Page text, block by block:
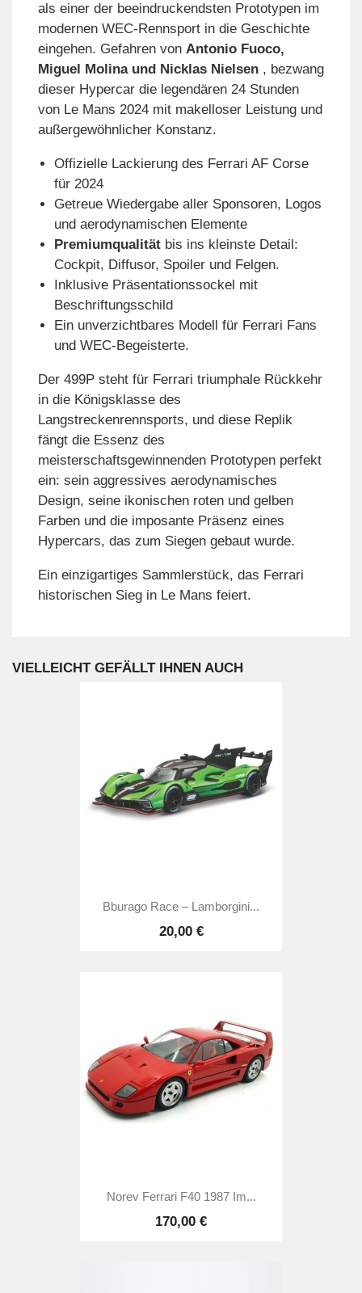
als einer der beeindruckendsten Prototypen im
modernen WEC-Rennsport in die Geschichte
eingehen. Gefahren von Antonio Fuoco,
Miguel Molina und Nicklas Nielsen, bezwang
dieser Hypercar die legendären 24 Stunden
von Le Mans 2024 mit makelloser Leistung und
außergewöhnlicher Konstanz.
Offizielle Lackierung des Ferrari AF Corse
für 2024
Getreue Wiedergabe aller Sponsoren, Logos
und aerodynamischen Elemente
Premiumqualitätbis ins kleinste Detail:
Cockpit, Diffusor, Spoiler und Felgen.
Inklusive Präsentationssockel mit
Beschriftungsschild
Ein unverzichtbares Modell für Ferrari Fans
und WEC-Begeisterte.
Der 499P steht für Ferrari triumphale Rückkehr
in die Königsklasse des
Langstreckenrennsports, und diese Replik
fängt die Essenz des
meisterschaftsgewinnenden Prototypen perfekt
ein: sein aggressives aerodynamisches
Design, seine ikonischen roten und gelben
Farben und die imposante Präsenz eines
Hypercars, das zum Siegen gebaut wurde.
Ein einzigartiges Sammlerstück, das Ferrari
historischen Sieg in Le Mans feiert.
VIELLEICHT GEFÄLLT IHNEN AUCH
Bburago Race – Lamborgini...
20,00 €
Norev Ferrari F40 1987 Im...
170,00 €